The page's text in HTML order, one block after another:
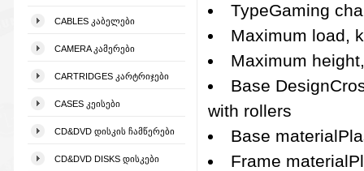
CABLES ᲙᲐᲑᲔᲚᲔᲑᲘ
CAMERA ᲙᲐᲛᲔᲠᲔᲑᲘ
CARTRIDGES ᲙᲐᲠᲢᲠᲘᲯᲔᲑᲘ
CASES ᲙᲔᲘᲡᲔᲑᲘ
CD&DVD ᲓᲘᲡᲙᲘᲡ ᲩᲐᲛᲬᲔᲠᲔᲑᲘ
CD&DVD DISKS ᲓᲘᲡᲙᲔᲑᲘ
TypeGaming
Maximum load,
Maximum
Base
with rollers
Base
Frame